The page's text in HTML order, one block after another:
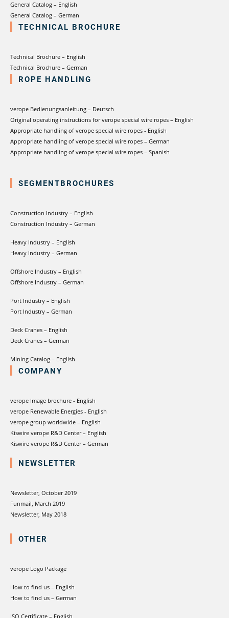
General Catalog – English
General Catalog – German
TECHNICAL BROCHURE
Technical Brochure – English
Technical Brochure – German
ROPE HANDLING
verope Bedienungsanleitung – Deutsch
Original operating instructions for verope special wire ropes – English
Appropriate handling of verope special wire ropes - English
Appropriate handling of verope special wire ropes – German
Appropriate handling of verope special wire ropes – Spanish
SEGMENTBROCHURES
Construction Industry – English
Construction Industry – German
Heavy Industry – English
Heavy Industry – German
Offshore Industry – English
Offshore Industry – German
Port Industry – English
Port Industry – German
Deck Cranes – English
Deck Cranes – German
Mining Catalog – English
COMPANY
verope Image brochure - English
verope Renewable Energies - English
verope group worldwide – English
Kiswire verope R&D Center – English
Kiswire verope R&D Center – German
NEWSLETTER
Newsletter, October 2019
Funmail, March 2019
Newsletter, May 2018
OTHER
verope Logo Package
How to find us – English
How to find us – German
ISO Certificate – English